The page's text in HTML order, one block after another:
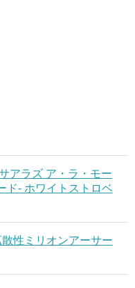
アラズ ア・ラ・モー
ド- ホワイトストロベ
性ミリオンアーサー